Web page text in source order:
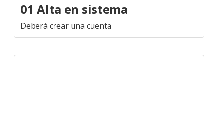
01 Alta en sistema
Deberá crear una cuenta